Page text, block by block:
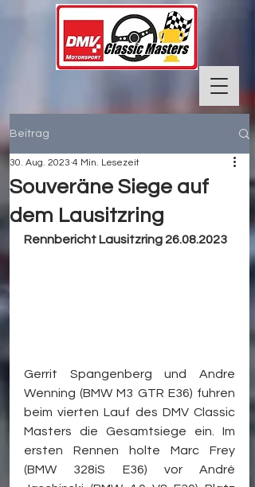
Beitrag
Souveräne Siege auf
dem Lausitzring
30. Aug. 2023 4 Min. Lesezeit
Rennbericht Lausitzring 26.08.2023
Gerrit Spangenberg und Andre
Wenning (BMW M3 GTR E36) fuhren
beim vierten Lauf des DMV Classic
Masters die Gesamtsiege ein. Im
ersten Rennen holte Marc Frey
(BMW 328iS E36) vor André